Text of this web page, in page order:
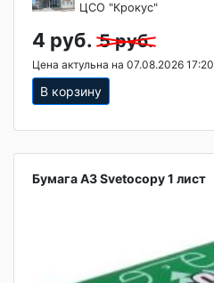
ЦСО "Крокус"
4 руб. 5 руб.
Цена актульна на 07.08.2026 17:20
В корзину
Бумага А3 Svetocopy 1 лист